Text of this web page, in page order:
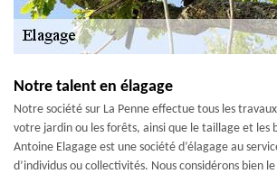
Notre talent en élagage
Notre société sur La Penne effectue tous les
votre jardin ou les forêts, ainsi que le taillage et les
Antoine Elagage est une société d’élagage au
d’individus ou collectivités. Nous considérons bien